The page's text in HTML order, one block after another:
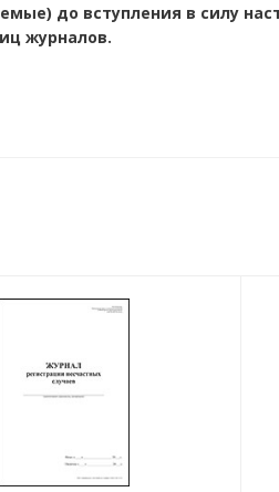
до вступления в силу
журналов.